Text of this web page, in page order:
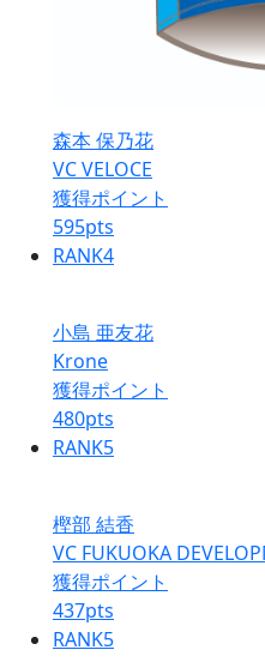
森本 保乃花
VC VELOCE
獲得ポイント
595pts
RANK4
小島 亜友花
Krone
獲得ポイント
480pts
RANK5
樫部 結香
VC FUKUOKA
獲得ポイント
437pts
RANK5